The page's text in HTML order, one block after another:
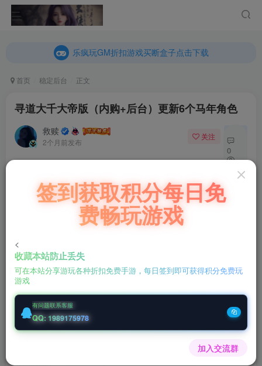
乐疯玩GM折扣游戏买断盒子点击下载
乐疯玩GM折扣游戏买断盒子点击下载
首页 稳定后台 正文
寻道大千大帝版（内购+后台）更新6个马年角色
救赎
2个月前发布
关注 私信
0
123
寻道大千大帝版（内购+后台）更新6个马年角色
此内容为付费阅读，请付费后查看
100
微信客服GMSY997
充值福利联系站长.充值福利注意注册新账号
签到获取积分每日免
费畅玩游戏
<
收藏本站防止丢失
可在本站分享游玩各种折扣免费手游，每日签到即可获得积分免费玩
游戏
有问题联系客服
QQ: 1989175978
加入交流群